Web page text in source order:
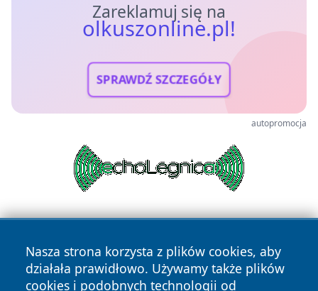
Zareklamuj się na
olkuszonline.pl!
SPRAWDŹ SZCZEGÓŁY
autopromocja
Nasza strona korzysta z plików cookies, aby
działała prawidłowo. Używamy także plików
cookies i podobnych technologii od